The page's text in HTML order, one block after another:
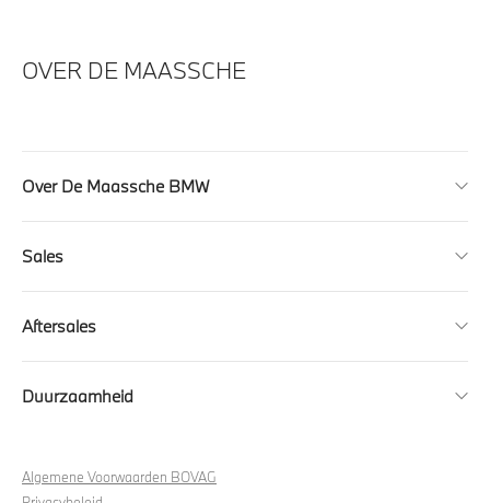
OVER DE MAASSCHE
Over De Maassche BMW
Sales
Aftersales
Duurzaamheid
Algemene Voorwaarden BOVAG